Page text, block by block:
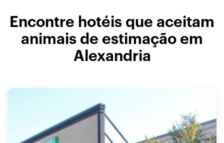
Encontre hotéis que aceitam
animais de estimação em
Alexandria